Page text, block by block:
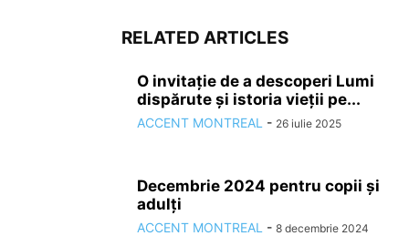
RELATED ARTICLES
O invitație de a descoperi Lumi
dispărute și istoria vieții pe...
ACCENT MONTREAL - 26 iulie 2025
Decembrie 2024 pentru copii și
adulți
ACCENT MONTREAL - 8 decembrie 2024